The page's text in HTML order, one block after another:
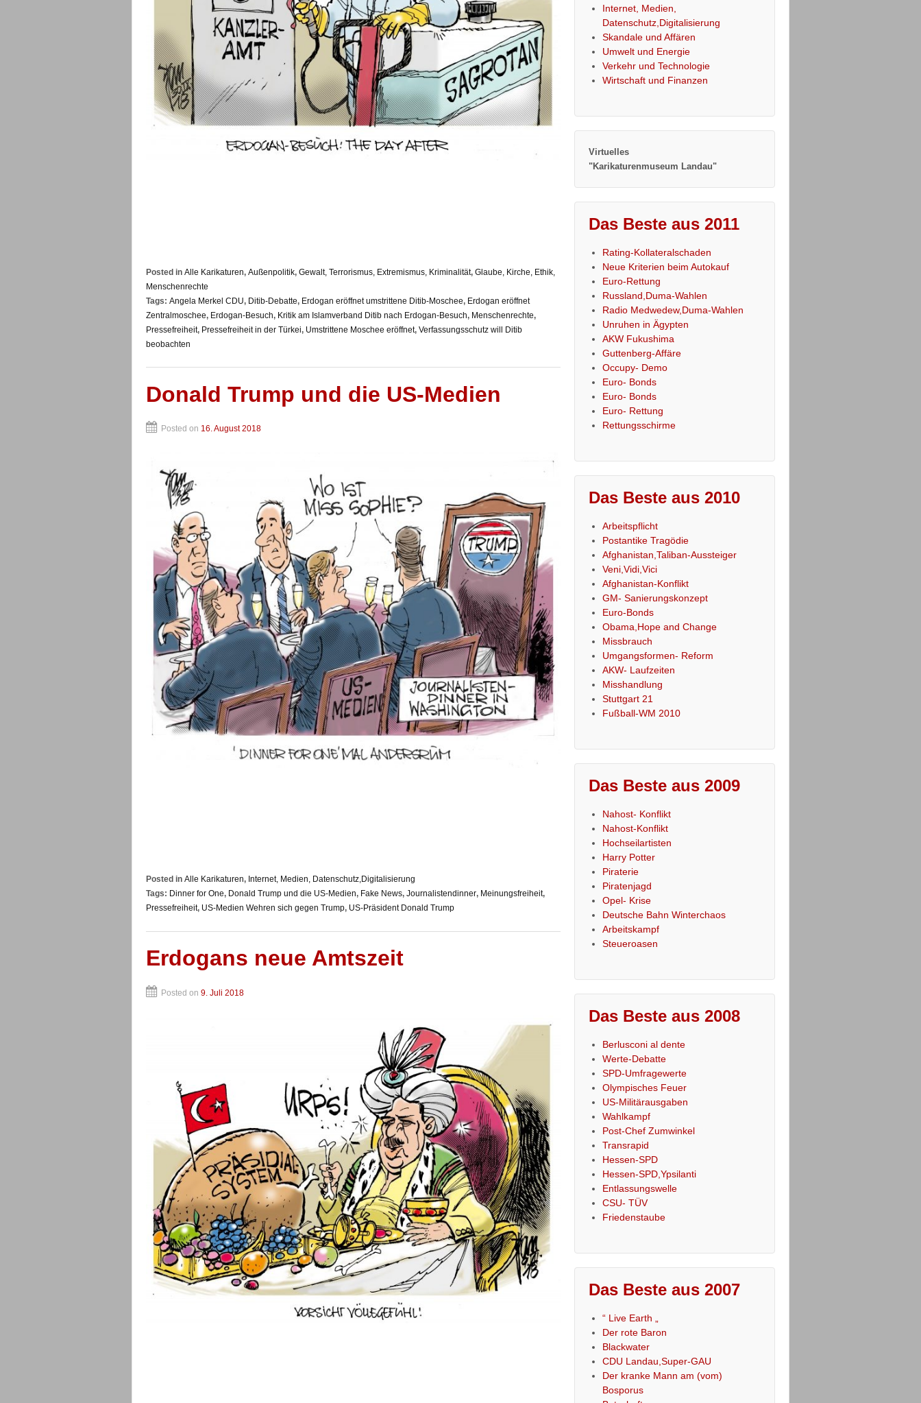
Posted in Alle Karikaturen, Außenpolitik, Gewalt, Terrorismus, Extremismus, Kriminalität, Glaube, Kirche, Ethik,
Menschenrechte
Tags: Angela Merkel CDU, Ditib-Debatte, Erdogan eröffnet umstrittene Ditib-Moschee, Erdogan eröffnet
Zentralmoschee, Erdogan-Besuch, Kritik am Islamverband Ditib nach Erdogan-Besuch, Menschenrechte,
Pressefreiheit, Pressefreiheit in der Türkei, Umstrittene Moschee eröffnet, Verfassungsschutz will Ditib
beobachten
Donald Trump und die US-Medien
Posted on 16. August 2018
Posted in Alle Karikaturen, Internet, Medien, Datenschutz,Digitalisierung
Tags: Dinner for One, Donald Trump und die US-Medien, Fake News, Journalistendinner, Meinungsfreiheit,
Pressefreiheit, US-Medien Wehren sich gegen Trump, US-Präsident Donald Trump
Erdogans neue Amtszeit
Posted on 9. Juli 2018
Internet, Medien,
Datenschutz,Digitalisierung
Skandale und Affären
Umwelt und Energie
Verkehr und Technologie
Wirtschaft und Finanzen
Virtuelles
"Karikaturenmuseum Landau"
Das Beste aus 2011
Rating-Kollateralschaden
Neue Kriterien beim Autokauf
Euro-Rettung
Russland,Duma-Wahlen
Radio Medwedew,Duma-Wahlen
Unruhen in Ägypten
AKW Fukushima
Guttenberg-Affäre
Occupy- Demo
Euro- Bonds
Euro- Bonds
Euro- Rettung
Rettungsschirme
Das Beste aus 2010
Arbeitspflicht
Postantike Tragödie
Afghanistan,Taliban-Aussteiger
Veni,Vidi,Vici
Afghanistan-Konflikt
GM- Sanierungskonzept
Euro-Bonds
Obama,Hope and Change
Missbrauch
Umgangsformen- Reform
AKW- Laufzeiten
Misshandlung
Stuttgart 21
Fußball-WM 2010
Das Beste aus 2009
Nahost- Konflikt
Nahost-Konflikt
Hochseilartisten
Harry Potter
Piraterie
Piratenjagd
Opel- Krise
Deutsche Bahn Winterchaos
Arbeitskampf
Steueroasen
Das Beste aus 2008
Berlusconi al dente
Werte-Debatte
SPD-Umfragewerte
Olympisches Feuer
US-Militärausgaben
Wahlkampf
Post-Chef Zumwinkel
Transrapid
Hessen-SPD
Hessen-SPD,Ypsilanti
Entlassungswelle
CSU- TÜV
Friedenstaube
Das Beste aus 2007
“ Live Earth „
Der rote Baron
Blackwater
CDU Landau,Super-GAU
Der kranke Mann am (vom)
Bosporus